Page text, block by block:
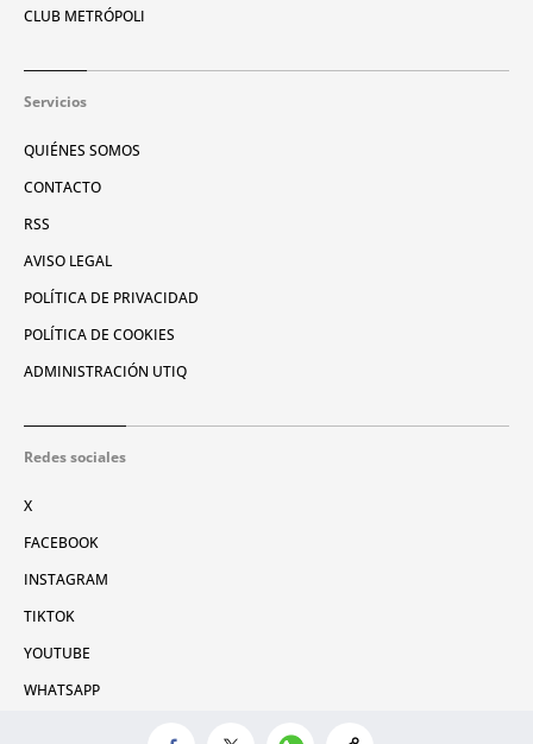
CLUB METRÓPOLI
Servicios
QUIÉNES SOMOS
CONTACTO
RSS
AVISO LEGAL
POLÍTICA DE PRIVACIDAD
POLÍTICA DE COOKIES
ADMINISTRACIÓN UTIQ
Redes sociales
X
FACEBOOK
INSTAGRAM
TIKTOK
YOUTUBE
WHATSAPP